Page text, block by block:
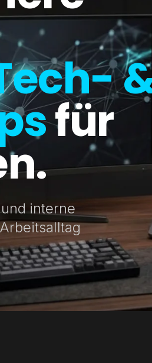
für
interne